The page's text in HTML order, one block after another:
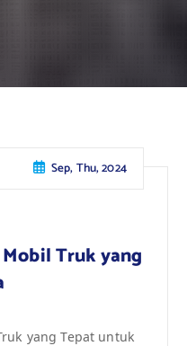
Sep, Thu, 2024
Truk yang
yang Tepat untuk